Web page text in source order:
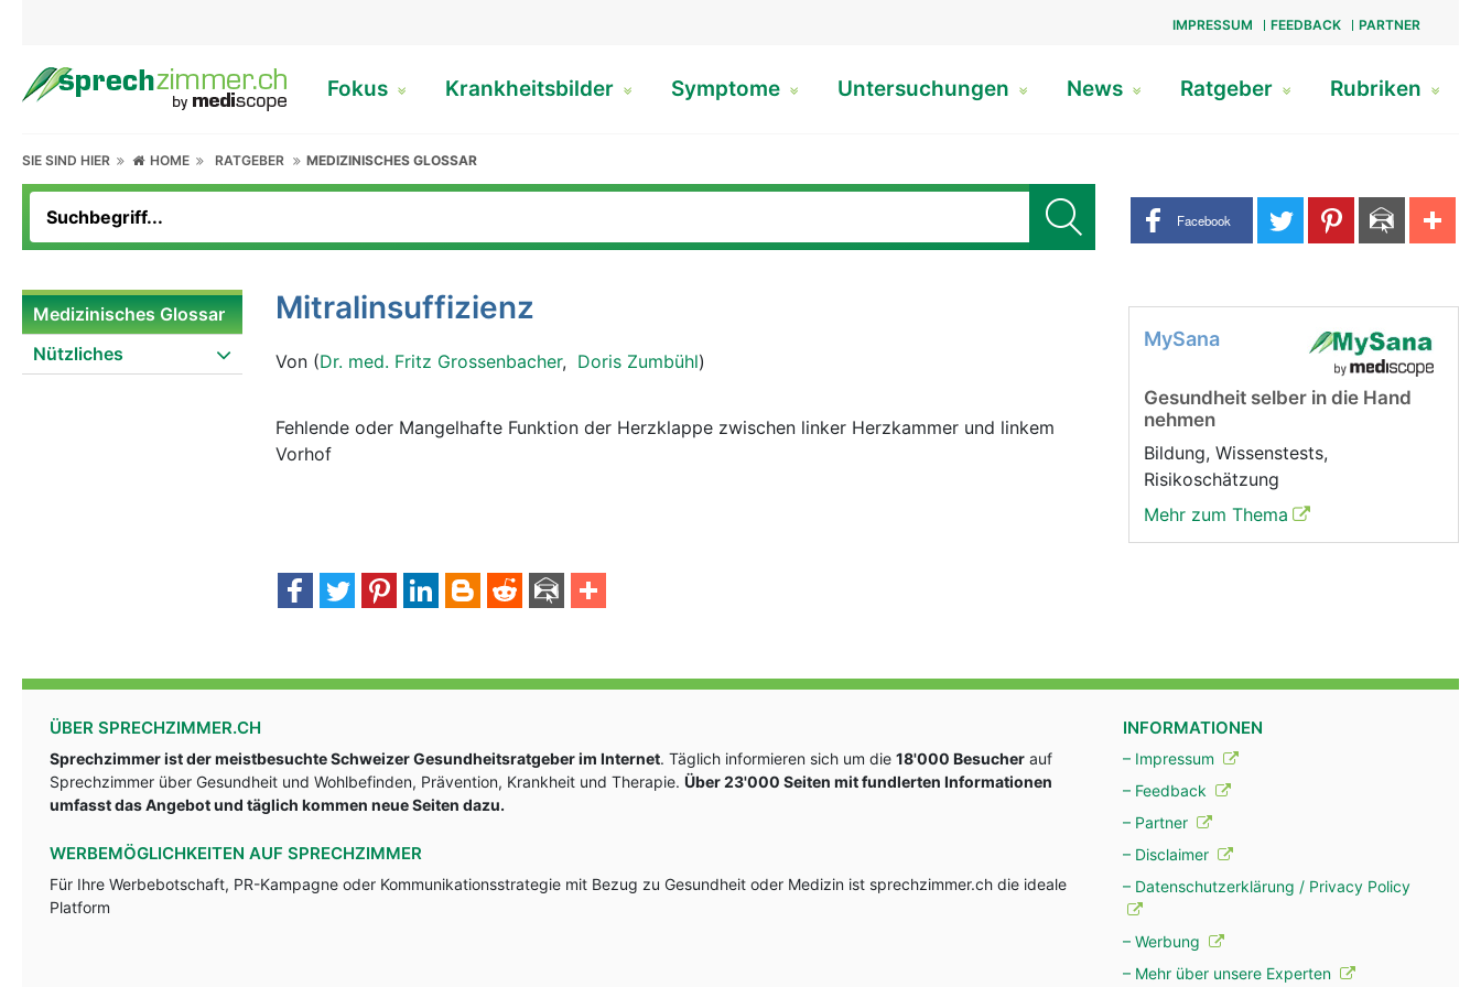
IMPRESSUM FEEDBACK PARTNER
Fokus Krankheitsbilder Symptome Untersuchungen News Ratgeber Rubriken
SIE SIND HIER HOME RATGEBER MEDIZINISCHES GLOSSAR
Share buttons
Facebook
Medizinisches Glossar
Nützliches
Mitralinsuffizienz
Von (Dr. med. Fritz Grossenbacher, Doris Zumbühl)
Fehlende oder Mangelhafte Funktion der Herzklappe zwischen linker Herzkammer und linkem
Vorhof
MySana
Gesundheit selber in die Hand
nehmen
Bildung, Wissenstests,
Risikoschätzung
Mehr zum Thema
ÜBER SPRECHZIMMER.CH
Sprechzimmer ist der meistbesuchte Schweizer Gesundheitsratgeber im Internet. Täglich informieren sich um die 18'000 Besucher auf
Sprechzimmer über Gesundheit und Wohlbefinden, Prävention, Krankheit und Therapie. Über 23'000 Seiten mit fundlerten Informationen
umfasst das Angebot und täglich kommen neue Seiten dazu.
WERBEMÖGLICHKEITEN AUF SPRECHZIMMER
Für Ihre Werbebotschaft, PR-Kampagne oder Kommunikationsstrategie mit Bezug zu Gesundheit oder Medizin ist sprechzimmer.ch die ideale
Platform
INFORMATIONEN
– Impressum
– Feedback
– Partner
– Disclaimer
– Datenschutzerklärung / Privacy Policy
– Werbung
– Mehr über unsere Experten